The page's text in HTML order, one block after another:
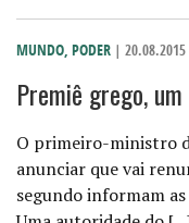
MUNDO, PODER | 20.08.2015
Premiê grego,
O primeiro-ministro
anunciar que vai
segundo informam